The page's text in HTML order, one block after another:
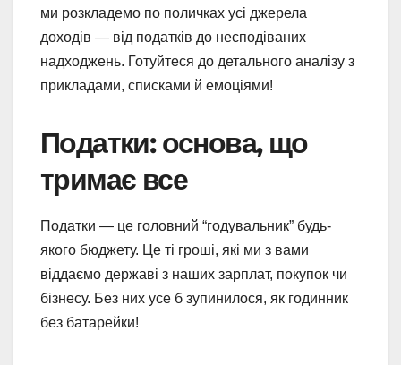
ми розкладемо по поличках усі джерела
доходів — від податків до несподіваних
надходжень. Готуйтеся до детального аналізу з
прикладами, списками й емоціями!
Податки: основа, що
тримає все
Податки — це головний “годувальник” будь-
якого бюджету. Це ті гроші, які ми з вами
віддаємо державі з наших зарплат, покупок чи
бізнесу. Без них усе б зупинилося, як годинник
без батарейки!